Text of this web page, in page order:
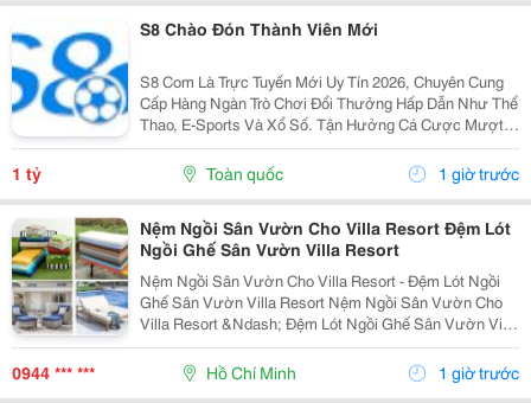
S8 Chào Đón Thành Viên Mới
S8 Com Là Trực Tuyến Mới Uy Tín 2026, Chuyên Cung
Cấp Hàng Ngàn Trò Chơi Đổi Thưởng Hấp Dẫn Như Thể
Thao, E-Sports Và Xổ Số. Tận Hưởng Cá Cược Mượt
Mà, Nạp Rút Nhanh Chóng, Ưu Đãi Cực Khủng Dành
Cho Mọi Hội Viên. Tên Thương Hiệu: S8 Website:...
1 tỷ Toàn quốc 1 giờ trước
Nệm Ngồi Sân Vườn Cho Villa Resort Đệm Lót
Ngồi Ghế Sân Vườn Villa Resort
Nệm Ngồi Sân Vườn Cho Villa Resort - Đệm Lót Ngồi
Ghế Sân Vườn Villa Resort Nệm Ngồi Sân Vườn Cho
Villa Resort &Ndash; Đệm Lót Ngồi Ghế Sân Vườn Villa
Resort Tại Nemngoi.com Có Nhiều Lựa Chọn Về Vật
Liệu, Cấu Hình, Màu Sắc Và Thông Số Kỹ Thuật. Sản...
0944 *** *** Hồ Chí Minh 1 giờ trước